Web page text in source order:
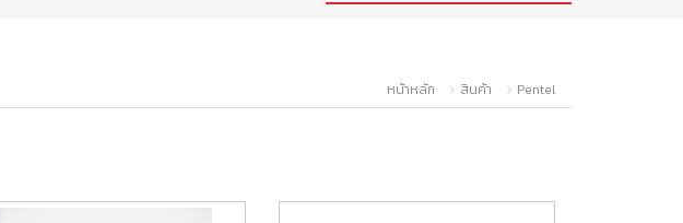
หน้าหลัก สินค้า Pentel